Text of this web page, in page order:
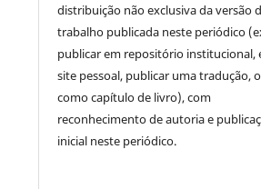
distribuição não exclusiva da versão
trabalho publicada neste periódico
publicar em repositório institucional,
site pessoal, publicar uma tradução,
como capítulo de livro), com
reconhecimento de autoria e
inicial neste periódico.